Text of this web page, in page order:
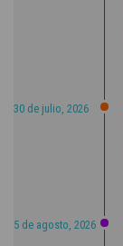
30 de julio, 2026
5 de agosto, 2026